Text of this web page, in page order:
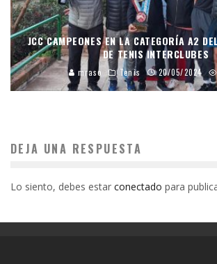
JCC CAMPEONES EN LA CATEGORÍA A2
DE TENIS INTERCLUBES
mraso Tenis 20/05/2024
DEJA UNA RESPUESTA
Lo siento, debes estar conectado para